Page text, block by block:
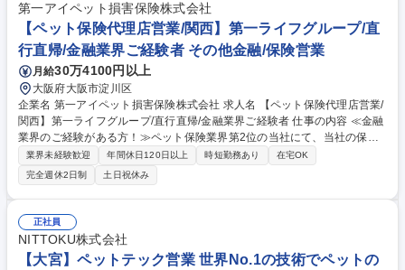
第一アイペット損害保険株式会社
【ペット保険代理店営業/関西】第一ライフグループ/直
行直帰/金融業界ご経験者 その他金融/保険営業
月給30万4100円以上
大阪府大阪市淀川区
企業名 第一アイペット損害保険株式会社 求人名 【ペット保険代理店営業/
関西】第一ライフグループ/直行直帰/金融業界ご経験者 仕事の内容 ≪金融
業界のご経験がある方！≫ペット保険業界第2位の当社にて、当社の保険
商品を取り扱うペットショップおよび第一生命の営業担当者（代理店）へ
の販売支援を行うお仕事です。 担当エリア内の代理店訪問をお任せします
ので、ペット保険の重要性を丁寧に伝え、販売機会を広げていく役割を担
っていただきます。また、代理店の皆さまが自信を持って提案できるよ
う、商品知識の周知徹底や、販売時に生じる疑問・不安の解消など、日々
のフォローも行っていただきます。 募集職種 【ペット保険代理店営業/関
西】第一ライフグループ/直行直帰/金融業界ご経験者
業界未経験歓迎 年間休日120日以上 時短勤務あり
在宅OK
完全週休2日制
土日祝休み
正社員
NITTOKU株式会社
【大宮】ペットテック営業 世界No.1の技術でペットの